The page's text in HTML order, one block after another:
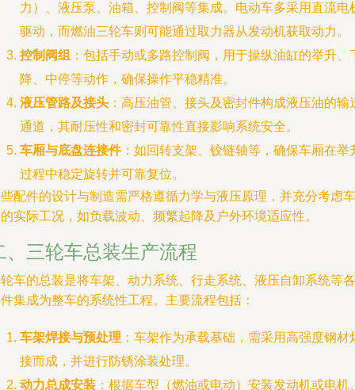
力）、液压泵、油箱、控制阀等集成。电动车多采用直流电
驱动，而燃油三轮车则可能通过取力器从发动机获取动力。
控制阀组 ：包括手动或多路控制阀，用于操纵油缸的举升、
降、中停等动作，确保操作平稳精准。
液压管路及接头 ：高压油管、接头及密封件构成液压油的输
通道，其耐压性和密封可靠性直接影响系统安全。
车厢与底盘连接件：如回转支架、铰链轴等，确保车厢在举
过程中稳定旋转并可靠复位。
配件的设计与制造需严格遵循力学与液压原理，并充分考虑车
实际工况，如负载波动、频繁起降及户外环境适应性。
、三轮车总装生产流程
车的总装是将车架、动力系统、行走系统、液压自卸系统等各
集成为整车的系统性工程。主要流程包括：
车架焊接与预处理 ：车架作为承载基础，需采用高强度钢材
接而成，并进行防锈涂装处理。
动力总成安装 ：根据车型（燃油或电动）安装发动机或电机